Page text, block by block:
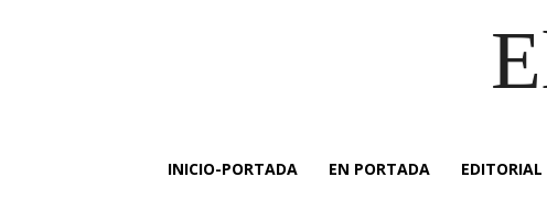
INICIO-PORTADA EN PORTADA EDITORIAL